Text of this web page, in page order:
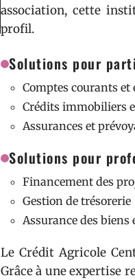
association, cette
profil.
Solutions pour
Comptes courants et
Crédits immobiliers
Assurances et
Solutions pour
Financement des
Gestion de trésorerie
Assurance des biens
Le Crédit Agricole
Grâce à une expertise